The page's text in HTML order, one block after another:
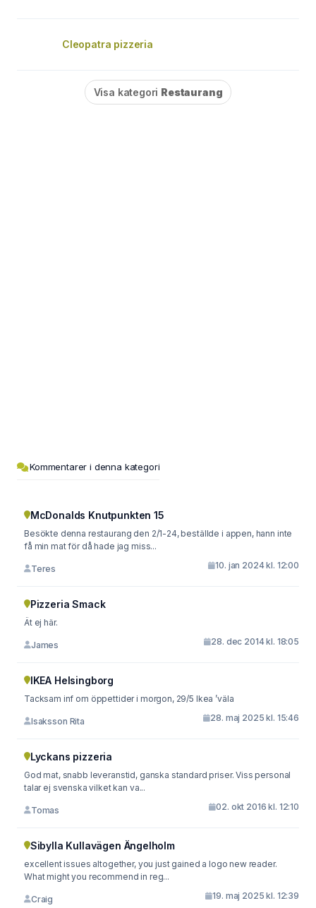
Cleopatra pizzeria
Visa kategori Restaurang
Kommentarer i denna kategori
McDonalds Knutpunkten 15
Besökte denna restaurang den 2/1-24, beställde i appen, hann inte
få min mat för då hade jag miss...
Teres 10. jan 2024 kl. 12:00
Pizzeria Smack
Ät ej här.
James 28. dec 2014 kl. 18:05
IKEA Helsingborg
Tacksam inf om öppettider i morgon, 29/5 Ikea ’väla
Isaksson Rita 28. maj 2025 kl. 15:46
Lyckans pizzeria
God mat, snabb leveranstid, ganska standard priser. Viss personal
talar ej svenska vilket kan va...
Tomas 02. okt 2016 kl. 12:10
Sibylla Kullavägen Ängelholm
excellent issues altogether, you just gained a logo new reader.
What might you recommend in reg...
Craig 19. maj 2025 kl. 12:39